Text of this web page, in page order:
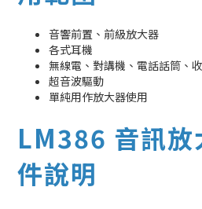
音響前置、前級放大器
各式耳機
無線電、對講機、電話話筒、
超音波驅動
單純用作放大器使用
LM386 音訊放
件說明